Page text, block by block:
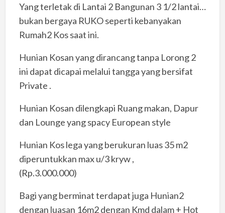
Yang terletak di Lantai 2 Bangunan 3 1/2 lantai…
bukan bergaya RUKO seperti kebanyakan
Rumah2 Kos saat ini.
Hunian Kosan yang dirancang tanpa Lorong 2
ini dapat dicapai melalui tangga yang bersifat
Private .
Hunian Kosan dilengkapi Ruang makan, Dapur
dan Lounge yang spacy European style
Hunian Kos lega yang berukuran luas 35 m2
diperuntukkan max u/3 kryw ,
(Rp.3.000.000)
Bagi yang berminat terdapat juga Hunian2
dengan luasan 16m2 dengan Kmd dalam + Hot